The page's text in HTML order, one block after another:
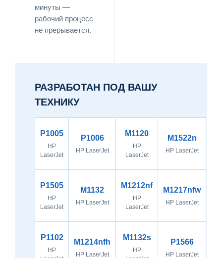
минуты —
рабочий процесс
не прерывается.
РАЗРАБОТАН ПОД ВАШУ
ТЕХНИКУ
P1005
HP
LaserJet
P1006
HP LaserJet
M1120
HP
LaserJet
M1522n
HP LaserJet
P1505
HP
LaserJet
M1132
HP LaserJet
M1212nf
HP
LaserJet
M1217nfw
HP LaserJet
P1102
HP
M1214nfh
HP LaserJet
M1132s
HP
P1566
HP LaserJet